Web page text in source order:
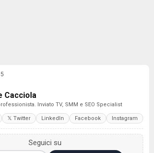
Cacciola
Inviato TV, SMM e SEO Specialist
𝕏 Twitter LinkedIn Facebook Instagram
Seguici su